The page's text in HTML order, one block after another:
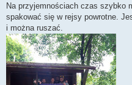
Na przyjemnościach czas szybko
spakować się w rejsy powrotne.
i można ruszać.